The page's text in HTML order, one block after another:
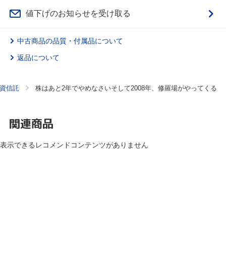
値下げのお知らせを受け取る
中古商品の品質・付属品について
返品について
信託 株はあと2年でやめなさいそして2008年、修羅場がやってくる
関連商品
表示できるレコメンドコンテンツがありません